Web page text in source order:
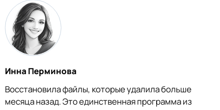
Инна Перминова
Восстановила файлы, которые удалила больше
месяца назад. Это единственная программа из